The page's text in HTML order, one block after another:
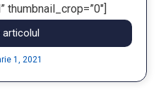
thumbnail_crop=”0″]
1, 2021